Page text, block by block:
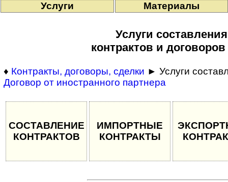
Услуги
Материалы
Услуги составления
контрактов и
♦ Контракты, договоры, сделки ► Услуги
Договор от иностранного партнера
СОСТАВЛЕНИЕ
КОНТРАКТОВ
ИМПОРТНЫЕ
КОНТРАКТЫ